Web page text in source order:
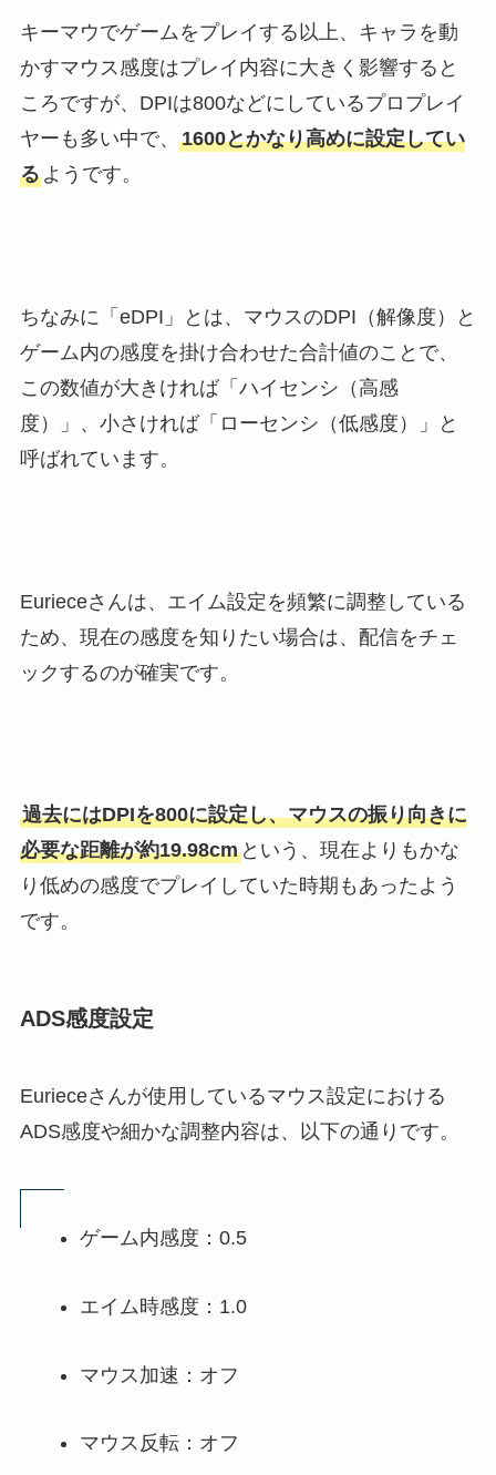
キーマウでゲームをプレイする以上、キャラを動
かすマウス感度はプレイ内容に大きく影響すると
ころですが、DPIは800などにしているプロプレイ
ヤーも多い中で、 1600とかなり高めに設定してい
るようです。
ちなみに「eDPI」とは、マウスのDPI（解像度）と
ゲーム内の感度を掛け合わせた合計値のことで、
この数値が大きければ「ハイセンシ（高感
度）」、小さければ「ローセンシ（低感度）」と
呼ばれています。
Eurieceさんは、エイム設定を頻繁に調整している
ため、現在の感度を知りたい場合は、配信をチェ
ックするのが確実です。
過去にはDPIを800に設定し、マウスの振り向きに
必要な距離が約19.98cmという、現在よりもかな
り低めの感度でプレイしていた時期もあったよう
です。
ADS感度設定
Eurieceさんが使用しているマウス設定における
ADS感度や細かな調整内容は、以下の通りです。
ゲーム内感度：0.5
エイム時感度：1.0
マウス加速：オフ
マウス反転：オフ